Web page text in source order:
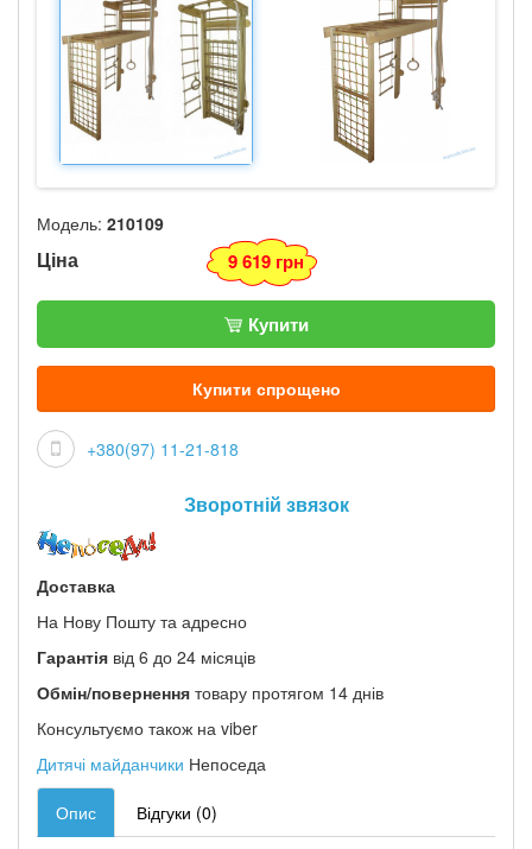
Модель: 210109
Ціна 9 619 грн
Купити
Купити спрощено
+380(97) 11-21-818
Зворотній звязок
Доставка
На Нову Пошту та адресно
Гарантія від 6 до 24 місяців
Обмін/повернення товару протягом 14 днів
Консультуємо також на viber
Дитячі майданчики Непоседа
Опис Відгуки (0)